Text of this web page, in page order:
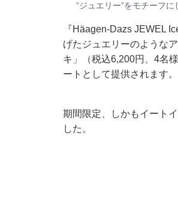
“ジュエリー”をモチーフ
『Häagen-Dazs JEWEL
げたジュエリーのような
キ」（税込6,200円、4名
ートとして提供されます。
期間限定、しかもイート
した。